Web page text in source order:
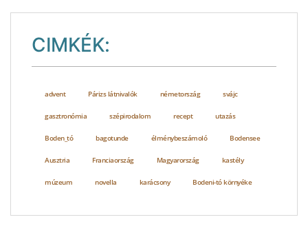
CIMKÉK:
advent Párizs látnivalók németország svájc
gasztronómia szépirodalom recept utazás
Boden_tó bagotunde élménybeszámoló Bodensee
Ausztria Franciaország Magyarország kastély
múzeum novella karácsony Bodeni-tó környéke